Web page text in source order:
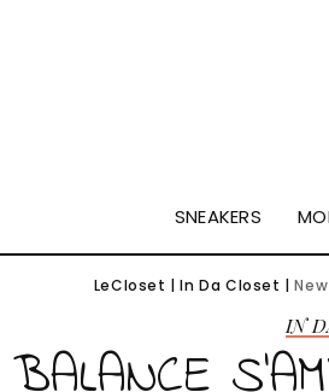
SNEAKERS
LeCloset |In Da Closet |
IN